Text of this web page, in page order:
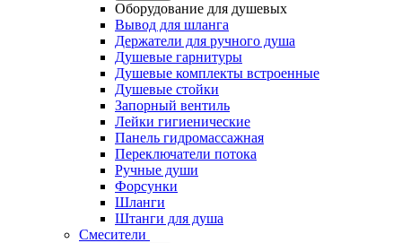
Оборудование для душевых
Вывод для шланга
Держатели для ручного душа
Душевые гарнитуры
Душевые комплекты встроенные
Душевые стойки
Запорный вентиль
Лейки гигиенические
Панель гидромассажная
Переключатели потока
Ручные души
Форсунки
Шланги
Штанги для душа
Смесители